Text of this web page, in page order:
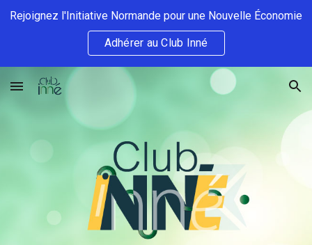
Skip to main content
Rejoignez l'Initiative Normande pour une Nouvelle Économie
Adhérer au Club Inné